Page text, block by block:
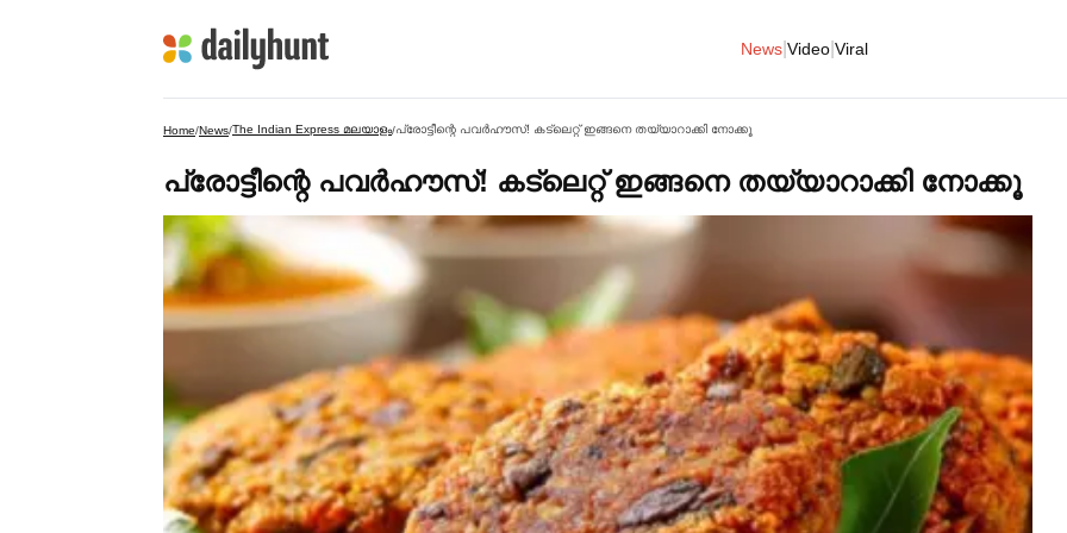
News Video Viral
Home/News/The Indian Express മലയാളം/പ്രോട്ടീന്റെ പവര്‍ഹൗസ്! കട്ലെറ്റ് ഇങ്ങനെ തയ്യാറാക്കി നോക്കൂ
പ്രോട്ടീന്റെ പവര്‍ഹൗസ്! കട്ലെറ്റ് ഇങ്ങനെ തയ്യാറാക്കി നോക്കൂ